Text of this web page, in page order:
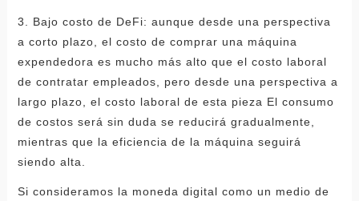
3. Bajo costo de DeFi: aunque desde una perspectiva
a corto plazo, el costo de comprar una máquina
expendedora es mucho más alto que el costo laboral
de contratar empleados, pero desde una perspectiva a
largo plazo, el costo laboral de esta pieza El consumo
de costos será sin duda se reducirá gradualmente,
mientras que la eficiencia de la máquina seguirá
siendo alta.
Si consideramos la moneda digital como un medio de